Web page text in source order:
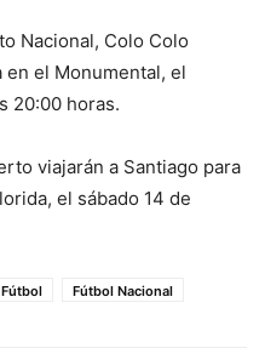
Nacional, Colo Colo
el Monumental, el
20:00 horas.
viajarán a Santiago para
el sábado 14 de
Fútbol Fútbol Nacional